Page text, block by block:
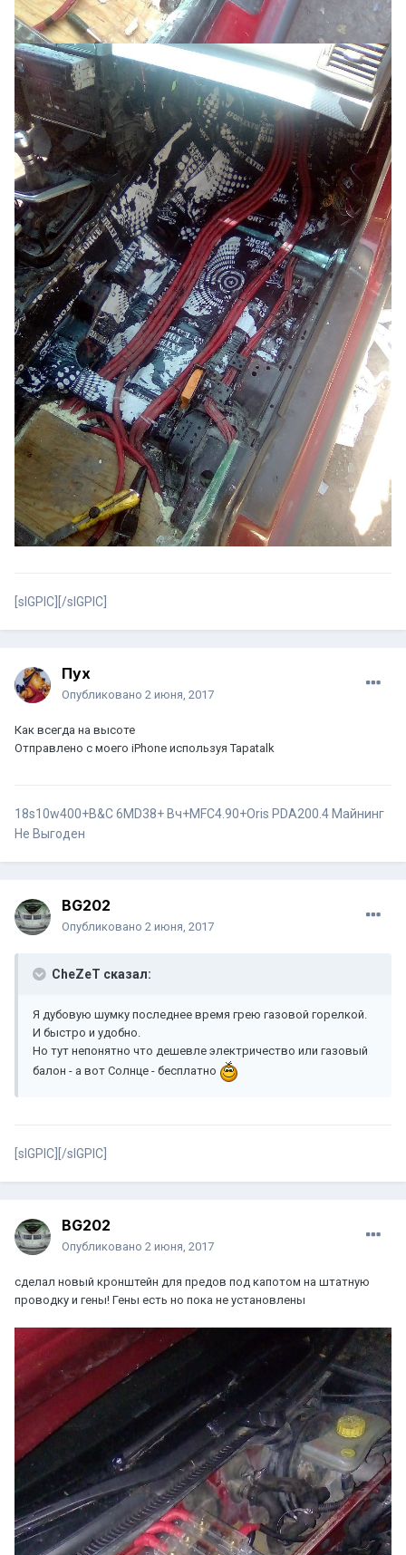
[sIGPIC][/sIGPIC]
Пух
Опубликовано 2 июня, 2017
Как всегда на высоте
Отправлено с моего iPhone используя Tapatalk
18s10w400+B&C 6MD38+ Вч+MFC4.90+Oris PDA200.4 Майнинг
Не Выгоден
BG202
Опубликовано 2 июня, 2017
CheZeT сказал:
Я дубовую шумку последнее время грею газовой горелкой.
И быстро и удобно.
Но тут непонятно что дешевле электричество или газовый
балон - а вот Солнце - бесплатно
[sIGPIC][/sIGPIC]
BG202
Опубликовано 2 июня, 2017
сделал новый кронштейн для предов под капотом на штатную
проводку и гены! Гены есть но пока не установлены